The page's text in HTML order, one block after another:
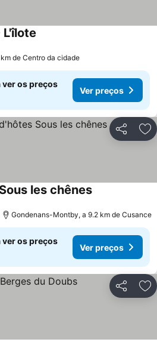
L'îlote
km de Centro da cidade
ver os preços
Ver preços
Partilhar
les chênesVer preços
Gondenans-Montby, a 9.2 km de Cusance
ver os preços
Ver preços
Partilhar